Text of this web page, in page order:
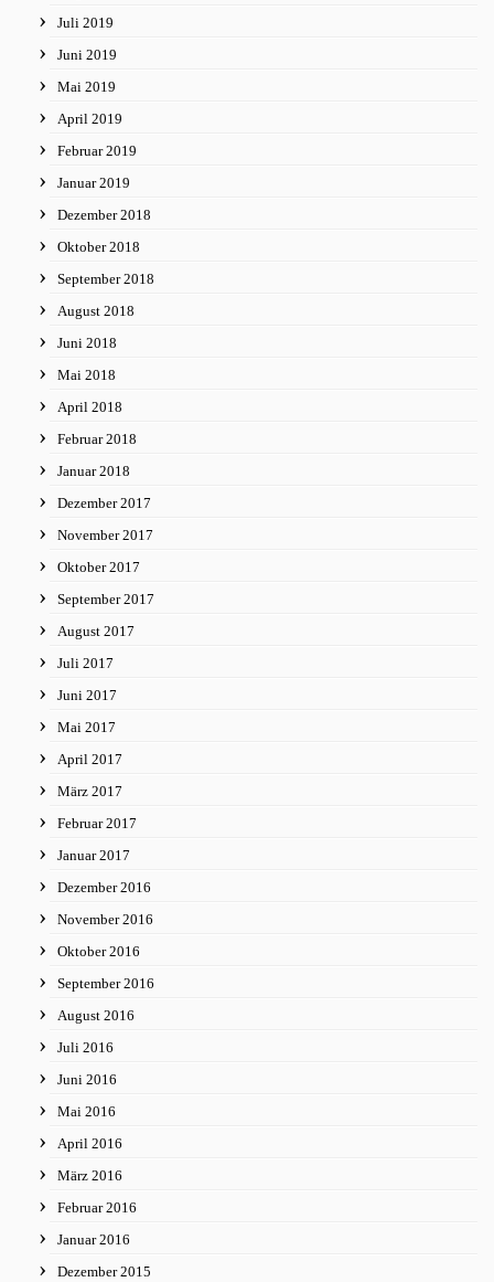
Juli 2019
Juni 2019
Mai 2019
April 2019
Februar 2019
Januar 2019
Dezember 2018
Oktober 2018
September 2018
August 2018
Juni 2018
Mai 2018
April 2018
Februar 2018
Januar 2018
Dezember 2017
November 2017
Oktober 2017
September 2017
August 2017
Juli 2017
Juni 2017
Mai 2017
April 2017
März 2017
Februar 2017
Januar 2017
Dezember 2016
November 2016
Oktober 2016
September 2016
August 2016
Juli 2016
Juni 2016
Mai 2016
April 2016
März 2016
Februar 2016
Januar 2016
Dezember 2015